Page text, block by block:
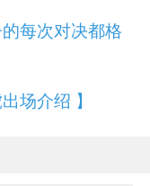
每次对决都格
场介绍 】